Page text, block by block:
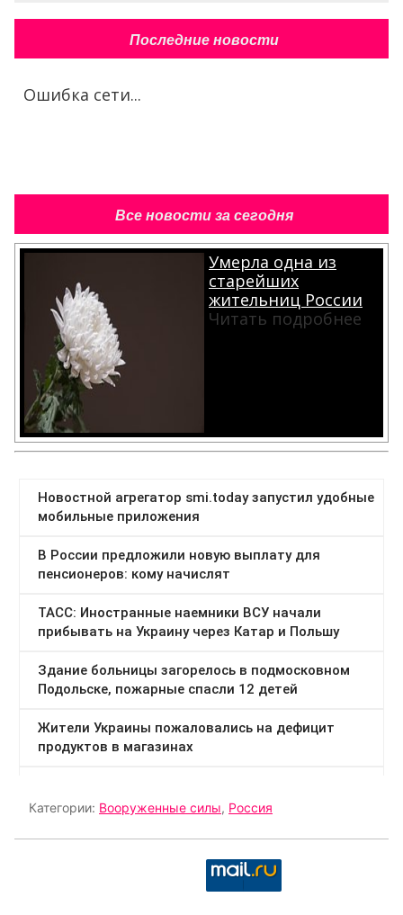
Последние новости
Ошибка сети...
Все новости за сегодня
Умерла одна из
старейших
жительниц России
Читать подробнее
Категории: Вооруженные силы, Россия